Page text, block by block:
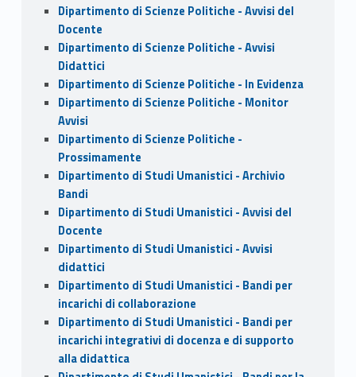
Dipartimento di Scienze Politiche - Avvisi del
Docente
Dipartimento di Scienze Politiche - Avvisi
Didattici
Dipartimento di Scienze Politiche - In Evidenza
Dipartimento di Scienze Politiche - Monitor
Avvisi
Dipartimento di Scienze Politiche -
Prossimamente
Dipartimento di Studi Umanistici - Archivio
Bandi
Dipartimento di Studi Umanistici - Avvisi del
Docente
Dipartimento di Studi Umanistici - Avvisi
didattici
Dipartimento di Studi Umanistici - Bandi per
incarichi di collaborazione
Dipartimento di Studi Umanistici - Bandi per
incarichi integrativi di docenza e di supporto
alla didattica